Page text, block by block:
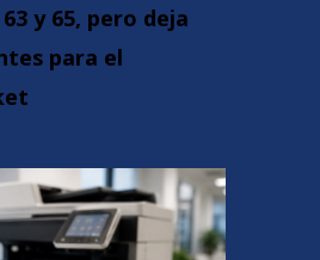
y 65, pero deja
para el